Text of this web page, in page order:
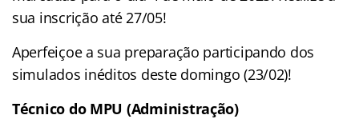
sua inscrição até 27/05!
Aperfeiçoe a sua preparação participando dos
simulados inéditos deste domingo (23/02)!
Técnico do MPU (Administração)